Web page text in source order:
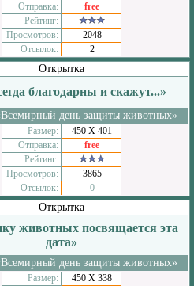
Отправка:
free
Рейтинг:
Просмотров:
2048
Отсылок:
2
Открытка
благодарны и скажут...»
день защиты животных»
Размер:
450 Х 401
Отправка:
free
Рейтинг:
Просмотров:
3865
Отсылок:
0
Открытка
животных посвящается эта
дата»
день защиты животных»
Размер:
450 Х 338